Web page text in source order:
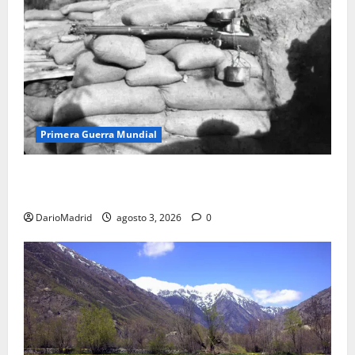
Primera Guerra Mundial
DarioMadrid agosto 3, 2026 0